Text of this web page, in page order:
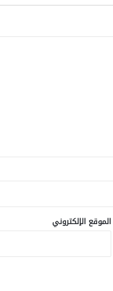
الموقع الإلكتروني